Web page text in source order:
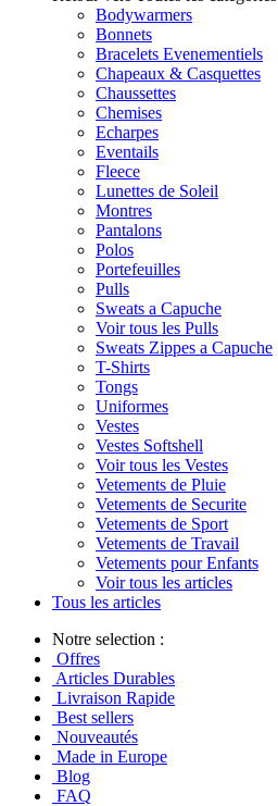
Bodywarmers
Bonnets
Bracelets Evenementiels
Chapeaux & Casquettes
Chaussettes
Chemises
Echarpes
Eventails
Fleece
Lunettes de Soleil
Montres
Pantalons
Polos
Portefeuilles
Pulls
Sweats a Capuche
Voir tous les Pulls
Sweats Zippes a Capuche
T-Shirts
Tongs
Uniformes
Vestes
Vestes Softshell
Voir tous les Vestes
Vetements de Pluie
Vetements de Securite
Vetements de Sport
Vetements de Travail
Vetements pour Enfants
Voir tous les articles
Tous les articles
Notre selection :
Offres
Articles Durables
Livraison Rapide
Best sellers
Nouveautés
Made in Europe
Blog
FAQ